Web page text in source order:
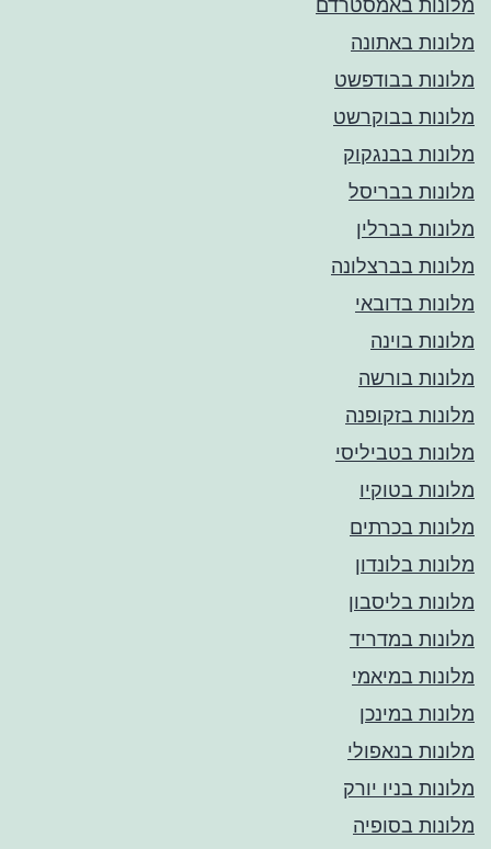
מלונות באמסטרדם
מלונות באתונה
מלונות בבודפשט
מלונות בבוקרשט
מלונות בבנגקוק
מלונות בבריסל
מלונות בברלין
מלונות בברצלונה
מלונות בדובאי
מלונות בוינה
מלונות בורשה
מלונות בזקופנה
מלונות בטביליסי
מלונות בטוקיו
מלונות בכרתים
מלונות בלונדון
מלונות בליסבון
מלונות במדריד
מלונות במיאמי
מלונות במינכן
מלונות בנאפולי
מלונות בניו יורק
מלונות בסופיה